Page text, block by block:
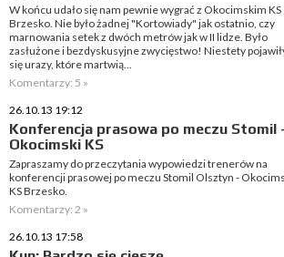
W końcu udało się nam pewnie wygrać z Okocimskim KS
Brzesko. Nie było żadnej "Kortowiady" jak ostatnio, czy
marnowania setek z dwóch metrów jak w II lidze. Było
zasłużone i bezdyskusyjne zwycięstwo! Niestety
się urazy, które martwią...
Komentarzy: 5 »
26.10.13 19:12
Konferencja prasowa po meczu Stomil
Okocimski KS
Zapraszamy do przeczytania wypowiedzi trenerów na
konferencji prasowej po meczu Stomil Olsztyn -
KS Brzesko.
Komentarzy: 2 »
26.10.13 17:58